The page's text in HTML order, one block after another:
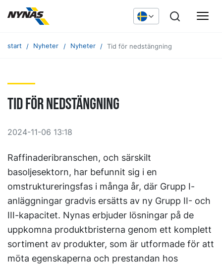
start Nyheter Nyheter Tid för nedstängning
Tid för nedstängning
2024-11-06 13:18
Raffinaderibranschen, och särskilt
basoljesektorn, har befunnit sig i en
omstruktureringsfas i många år, där Grupp I-
anläggningar gradvis ersätts av ny Grupp II- och
III-kapacitet. Nynas erbjuder lösningar på de
uppkomna produktbristerna genom ett komplett
sortiment av produkter, som är utformade för att
möta egenskaperna och prestandan hos